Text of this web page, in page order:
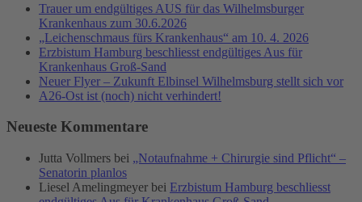
Trauer um endgültiges AUS für das Wilhelmsburger
Krankenhaus zum 30.6.2026
„Leichenschmaus fürs Krankenhaus“ am 10. 4. 2026
Erzbistum Hamburg beschliesst endgültiges Aus für
Krankenhaus Groß-Sand
Neuer Flyer – Zukunft Elbinsel Wilhelmsburg stellt sich vor
A26-Ost ist (noch) nicht verhindert!
Neueste Kommentare
Jutta Vollmers bei „Notaufnahme + Chirurgie sind Pflicht“ –
Senatorin planlos
Liesel Amelingmeyer bei Erzbistum Hamburg beschliesst